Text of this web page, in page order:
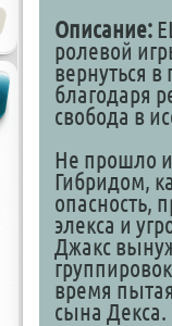
Описание:
ролевой
вернуться
благодаря
свобода в
Не прошло
Гибридом,
опасность,
элекса и
Джакс
время
сына Декса.